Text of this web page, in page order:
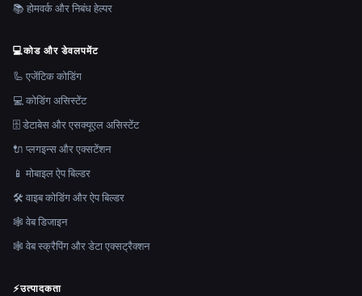
📚 होमवर्क और निबंध हेल्पर
💻कोड और डेवलपमेंट
🦾 एजेंटिक कोडिंग
💻 कोडिंग असिस्टेंट
🗄️ डेटाबेस और एसक्यूएल असिस्टेंट
🔌 प्लगइन्स और एक्सटेंशन
📱 मोबाइल ऐप बिल्डर
🛠️ वाइब कोडिंग और ऐप बिल्डर
🕸 वेब डिजाइन
🕸️ वेब स्क्रैपिंग और डेटा एक्सट्रैक्शन
⚡उत्पादकता